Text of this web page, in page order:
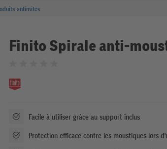
antimites
Finito Spirale anti-
Facile à utiliser grâce au support inclus
Protection efficace contre les moustiques lors